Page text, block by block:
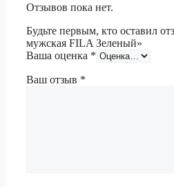
Отзывов пока нет.
Будьте первым, кто оставил
мужская FILA Зеленый»
Ваша оценка *
Ваш отзыв *